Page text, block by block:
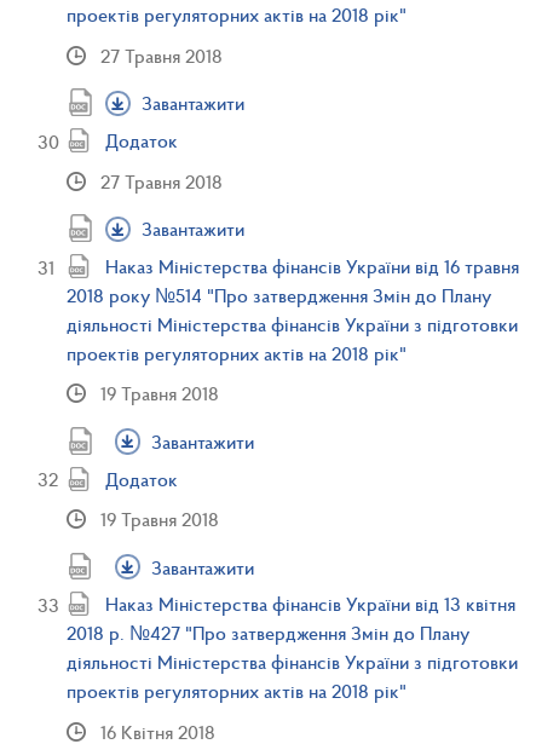
проектів регуляторних актів на 2018 рік"
27 Травня 2018
Завантажити
Додаток
27 Травня 2018
Завантажити
Наказ Міністерства фінансів України від 16 травня
2018 року №514 "Про затвердження Змін до Плану
діяльності Міністерства фінансів України з підготовки
проектів регуляторних актів на 2018 рік"
19 Травня 2018
Завантажити
Додаток
19 Травня 2018
Завантажити
Наказ Міністерства фінансів України від 13 квітня
2018 р. №427 "Про затвердження Змін до Плану
діяльності Міністерства фінансів України з підготовки
проектів регуляторних актів на 2018 рік"
16 Квітня 2018